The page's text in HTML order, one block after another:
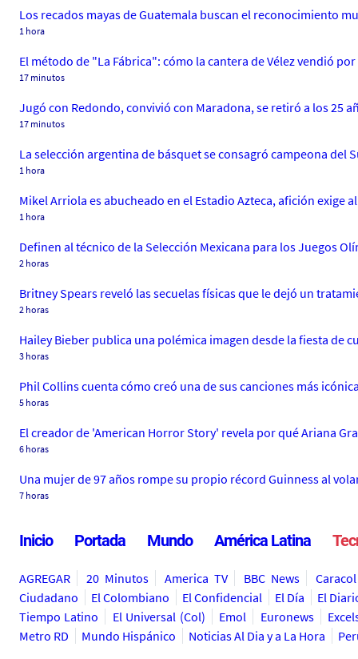
Los recados mayas de Guatemala buscan el reconocimiento
1 hora
El método de "La Fábrica": cómo la cantera de Vélez vendió
17 minutos
Jugó con Redondo, convivió con Maradona, se retiró a los 25
17 minutos
La selección argentina de básquet se consagró campeona del
1 hora
Mikel Arriola es abucheado en el Estadio Azteca, afición exige
1 hora
Definen al técnico de la Selección Mexicana para los Juegos
2 horas
Britney Spears reveló las secuelas físicas que le dejó un
2 horas
Hailey Bieber publica una polémica imagen desde la fiesta de
3 horas
Phil Collins cuenta cómo creó una de sus canciones más
5 horas
El creador de 'American Horror Story' revela por qué Ariana
6 horas
Una mujer de 97 años rompe su propio récord Guinness al
7 horas
Inicio Portada Mundo América Latina
AGREGAR 20 Minutos America TV BBC News
Ciudadano
El Colombiano El Confidencial El Día
El
Tiempo Latino
El Universal (Col) Emol Euronews
Metro RD
Mundo Hispánico Noticias Al Dia y a La Hora